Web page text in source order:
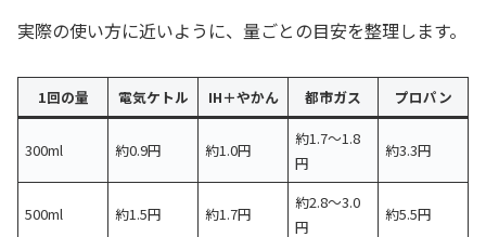
実際の使い方に近いように、量ごとの目安を整理します。
1回の量 電気ケトル IH＋やかん 都市ガス プロパン
300ml 約0.9円 約1.0円
約1.7〜1.8
円
約3.3円
500ml 約1.5円 約1.7円
約2.8〜3.0
円
約5.5円